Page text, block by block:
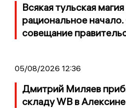
Всякая тульская
рациональное
совещание
05/08/2026 12:36
Дмитрий Миляев
складу WB в Алексине